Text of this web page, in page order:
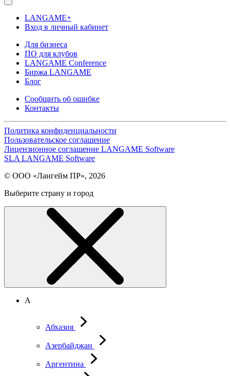
LANGAME+
Вход в личный кабинет
Для бизнеса
ПО для клубов
LANGAME Conference
Биржа LANGAME
Блог
Сообщить об ошибке
Контакты
Политика конфиденциальности
Пользовательское соглашение
Лицензионное соглашение LANGAME Software
SLA LANGAME Software
© ООО «Лангейм ПР», 2026
Выберите страну и город
А
Абхазия
Азербайджан
Аргентина